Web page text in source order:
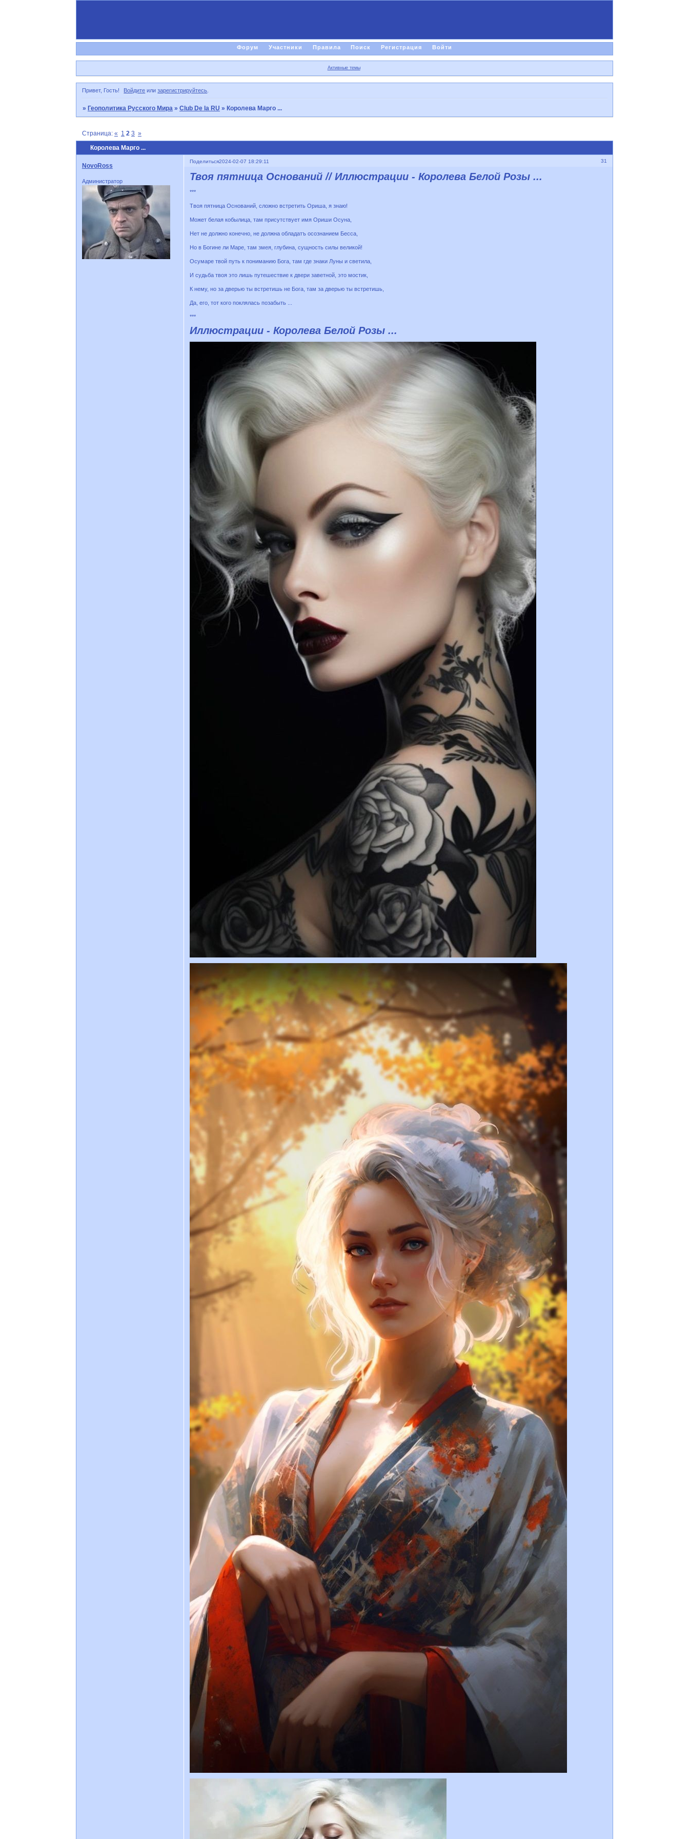
Форум Участники Правила Поиск Регистрация Войти
Активные темы
Привет, Гость! Войдите илизарегистрируйтесь.
» Геополитика Русского Мира » Club De la RU » Королева Марго ...
Королева Марго ...
Страница: « 1 2 3 »
Поделиться 31
2024-02-07 18:29:11
NovoRoss
Администратор Твоя пятница Оснований // Иллюстрации - Королева Белой Розы ...
***
Твоя пятница Оснований, сложно встретить Ориша, я знаю!
Может белая кобылица, там присутствует имя Ориши Осуна,
Нет не должно конечно, не должна обладатъ осознанием Бесса,
Но в Богине ли Маре, там змея, глубина, сущность силы великой!
Осумаре твой путь к пониманию Бога, там где знаки Луны и светила,
И судьба твоя это лишь путешествие к двери заветной, это мостик,
К нему, но за дверью ты встретишь не Бога, там за дверью ты встретишь,
Да, его, тот кого поклялась позабыть ...
***
Иллюстрации - Королева Белой Розы ...